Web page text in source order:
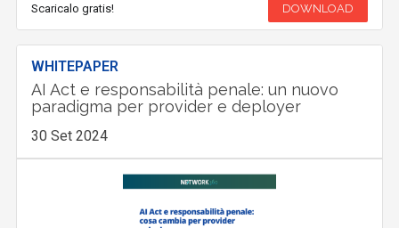
Scaricalo gratis! DOWNLOAD
WHITEPAPER
AI Act e responsabilità penale: un nuovo
paradigma per provider e deployer
30 Set 2024